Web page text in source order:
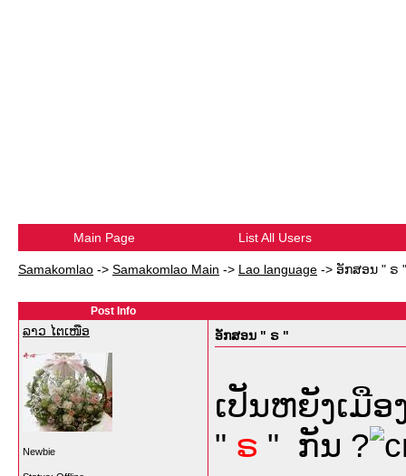
Main Page List All Users
Samakomlao -> Samakomlao Main -> Lao language -> ອັກສອນ " ຣ "
Post Info
ລາວ ໄຕເໜືອ
Newbie
ອັກສອນ " ຣ "
ເປັນຫຍັງເມື
" ຣ " ກັນ ?